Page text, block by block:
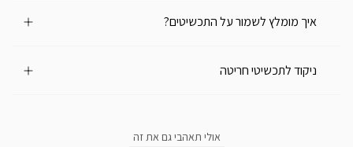
איך מומלץ לשמור על התכשיטים?
ניקוד לתכשיטי חריטה
אולי תאהבי גם את זה